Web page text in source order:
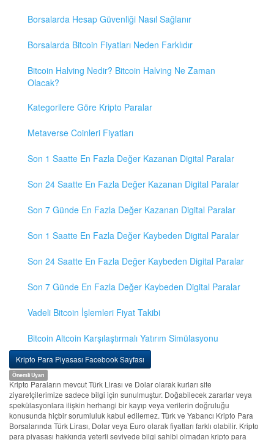
Borsalarda Hesap Güvenliği Nasıl Sağlanır
Borsalarda Bitcoin Fiyatları Neden Farklıdır
Bitcoin Halving Nedir? Bitcoin Halving Ne Zaman
Olacak?
Kategorilere Göre Kripto Paralar
Metaverse Coinleri Fiyatları
Son 1 Saatte En Fazla Değer Kazanan Digital Paralar
Son 24 Saatte En Fazla Değer Kazanan Digital Paralar
Son 7 Günde En Fazla Değer Kazanan Digital Paralar
Son 1 Saatte En Fazla Değer Kaybeden Digital Paralar
Son 24 Saatte En Fazla Değer Kaybeden Digital Paralar
Son 7 Günde En Fazla Değer Kaybeden Digital Paralar
Vadeli Bitcoin İşlemleri Fiyat Takibi
Bitcoin Altcoin Karşılaştırmalı Yatırım Simülasyonu
Kripto Para Piyasası Facebook Sayfası
Önemli Uyarı
Kripto Paraların mevcut Türk Lirası ve Dolar olarak kurları site
ziyaretçilerimize sadece bilgi için sunulmuştur. Doğabilecek zararlar veya
spekülasyonlara ilişkin herhangi bir kayıp veya verilerin doğruluğu
konusunda hiçbir sorumluluk kabul edilemez. Türk ve Yabancı Kripto Para
Borsalarında Türk Lirası, Dolar veya Euro olarak fiyatları farklı olabilir. Kripto
para piyasası hakkında yeterli seviyede bilgi sahibi olmadan kripto para